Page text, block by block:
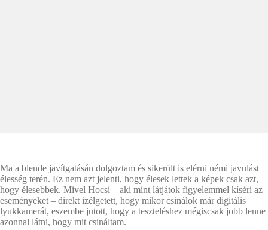
Ma a blende javítgatásán dolgoztam és sikerült is elérni némi javulást
élesség terén. Ez nem azt jelenti, hogy élesek lettek a képek csak azt,
hogy élesebbek. Mivel Hocsi – aki mint látjátok figyelemmel kíséri az
eseményeket – direkt izélgetett, hogy mikor csinálok már digitális
lyukkamerát, eszembe jutott, hogy a teszteléshez mégiscsak jobb lenne
azonnal látni, hogy mit csináltam.